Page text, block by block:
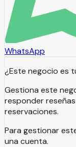
WhatsApp
¿Este negocio es
Gestiona este
responder
reservaciones.
Para gestionar
una cuenta.